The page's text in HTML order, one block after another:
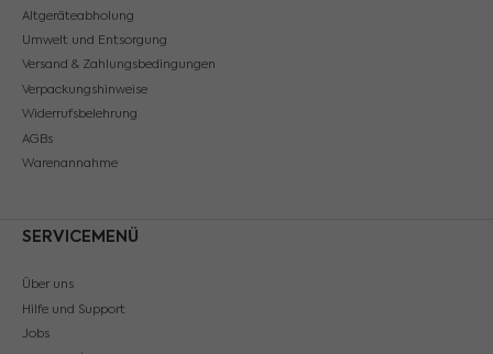
Altgeräteabholung
Umwelt und Entsorgung
Versand & Zahlungsbedingungen
Verpackungshinweise
Widerrufsbelehrung
AGBs
Warenannahme
SERVICEMENÜ
Über uns
Hilfe und Support
Jobs